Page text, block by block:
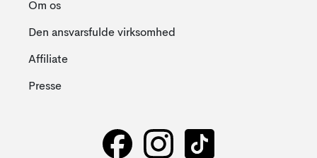
Om os
Den ansvarsfulde virksomhed
Affiliate
Presse